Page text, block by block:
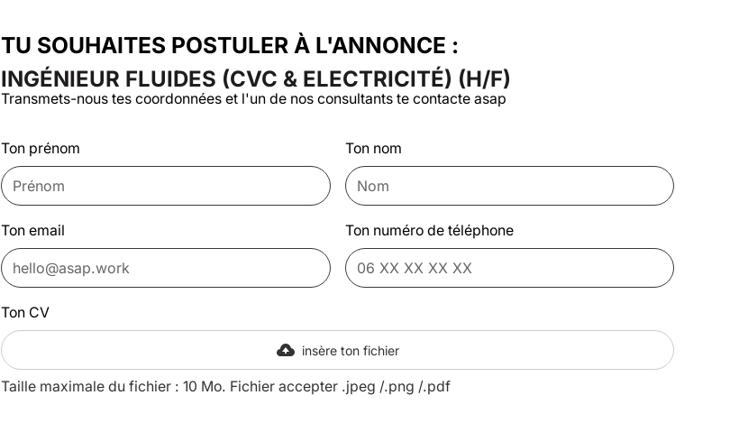
TU SOUHAITES POSTULER À L'ANNONCE :
INGÉNIEUR FLUIDES (CVC & ELECTRICITÉ) (H/F)
Transmets-nous tes coordonnées et l'un de nos consultants te contacte asap
Ton prénom Ton nom
Ton email Ton numéro de téléphone
Ton CV
insère ton fichier
Taille maximale du fichier : 10 Mo. Fichier accepter .jpeg /.png /.pdf